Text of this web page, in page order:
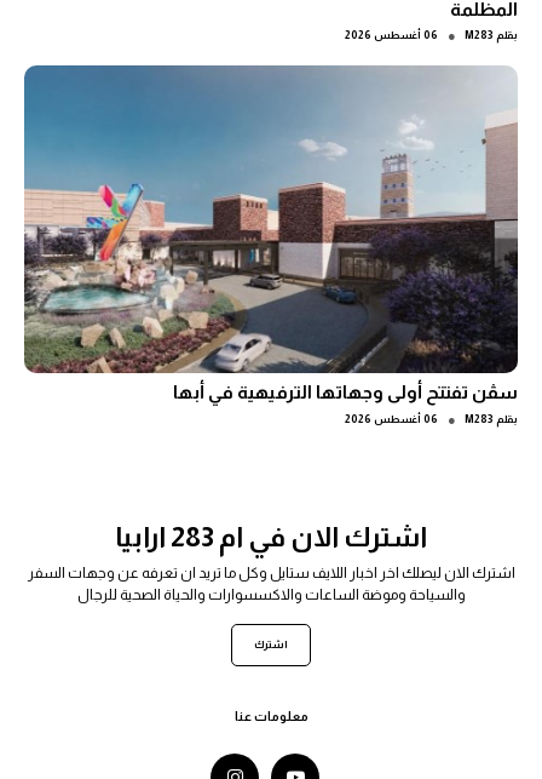
المظلمة
بقلم M283
● 06 أغسطس 2026
سڤن تفتتح أولى وجهاتها الترفيهية في أبها
بقلم M283
● 06 أغسطس 2026
اشترك الان في ام 283 ارابيا
اشترك الان ليصلك اخر اخبار اللايف ستايل وكل ما تريد ان تعرفه عن وجهات السفر
والسياحة وموضة الساعات والاكسسوارات والحياة الصحية للرجال
اشترك
معلومات عنا